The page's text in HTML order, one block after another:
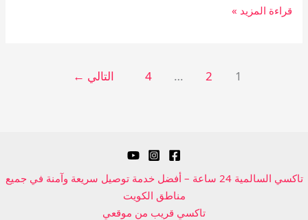
قراءة المزيد »
1
2
…
4 التالي ←
تاكسي السالمية 24 ساعة – أفضل خدمة توصيل سريعة وآمنة في جميع
مناطق الكويت
تاكسي قريب من موقعي